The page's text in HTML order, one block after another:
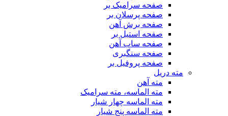
صفحه سرامیک بر
صفحه پرسلان بر
صفحه برش آهن
صفحه استیل بر
صفحه ساب آهن
صفحه سنگبری
صفحه پروفیل بر
مته دریل
مته آهن
مته الماسه، مته سرامیک
مته الماسه چهار شیار
مته الماسه پنج شیار